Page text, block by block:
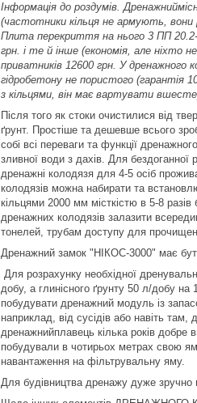
Інформація до роздумів.
(частотники кільця не армують,
Плита перекриття на нього 3 ПП 20.2-
грн. і те й інше (економія, але ніхто
приватників 12600 грн. У дренажного
гідробетону не пористого (гарантія
з кільцями, він має вартувати
Після того як стоки очистилися від
ґрунт. Простіше та дешевше всього
собі всі переваги та функції
зливної води з дахів. Для
дренажні колодязя для 4-5 осіб
колодязів можна набирати та
кільцями 2000 мм місткістю в 5-8
дренажних колодязів залазити
тонелей, трубам доступу для
Дренажний замок "НІКОС-3000" має
Для розрахунку необхідної
добу, а глинісного ґрунту 50 л/добу на
побудувати дренажний модуль із
наприклад, від сусідів або навіть
дренажнийплавець кілька років добре
побудували в чотирьох метрах свою
навантаження на фільтрувальну яму.
Для будівництва дренажу дуже зручно